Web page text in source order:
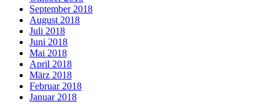
September 2018
August 2018
Juli 2018
Juni 2018
Mai 2018
April 2018
März 2018
Februar 2018
Januar 2018